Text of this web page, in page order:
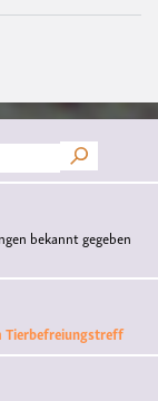
bekannt gegeben
Tierbefreiungstreff